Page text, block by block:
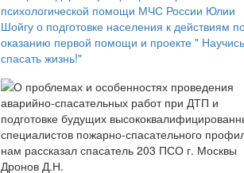
психологической помощи МЧС России Юлии
Шойгу о подготовке населения к действиям
оказанию первой помощи и проекте " Научись
спасать жизнь!"